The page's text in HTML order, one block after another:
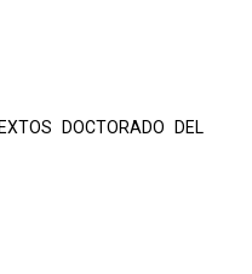
DOCTORADO DEL